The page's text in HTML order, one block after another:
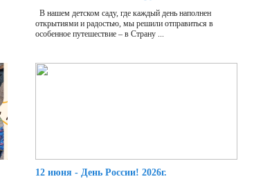
В нашем детском саду, где каждый день наполнен
открытиями и радостью, мы решили отправиться в
особенное путешествие – в Страну ...
12 июня - День России! 2026г.